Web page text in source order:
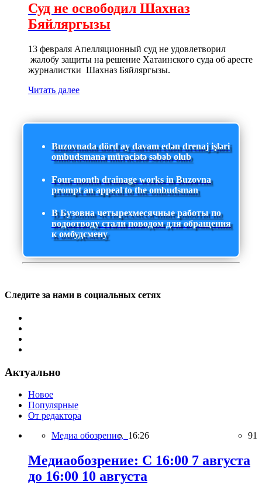
Суд не освободил Шахназ
Бяйляргызы
13 февраля Апелляционный суд не удовлетворил
жалобу защиты на решение Хатаинского суда об аресте
журналистки Шахназ Бяйляргызы.
Читать далее
Buzovnada dörd ay davam edən drenaj işləri
ombudsmana müraciətə səbəb olub
Four-month drainage works in Buzovna
prompt an appeal to the ombudsman
В Бузовна четырехмесячные работы по
водоотводу стали поводом для обращения
к омбудсмену
Следите за нами в социальных сетях
Актуально
Новое
Популярные
От редактора
Медиа обозрение, 16:26 91
Медиаобозрение: С 16:00 7 августа
до 16:00 10 августа